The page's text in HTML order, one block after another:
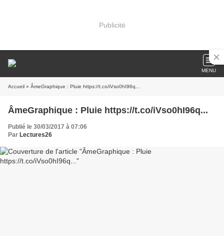
Publicité
MENU
Accueil » ÂmeGraphique : Pluie https://t.co/iVso0hI96q...
ÂmeGraphique : Pluie https://t.co/iVso0hI96q...
Publié le 30/03/2017 à 07:06
Par Lectures26